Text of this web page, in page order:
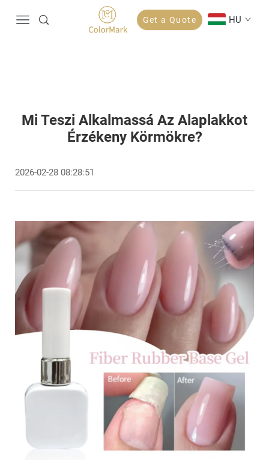
Get a Quote HU
Mi Teszi Alkalmassá Az Alaplakkot
Érzékeny Körmökre?
2026-02-28 08:28:51